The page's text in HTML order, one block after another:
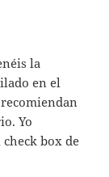
la
en el
Yo
box de